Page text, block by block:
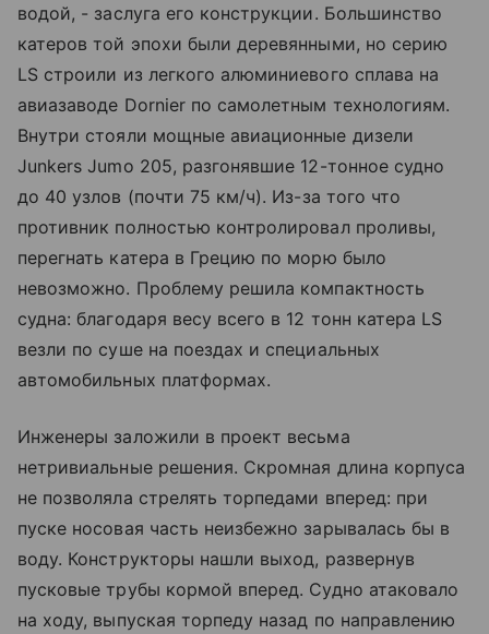
водой, - заслуга его конструкции. Большинство
катеров той эпохи были деревянными, но серию
LS строили из легкого алюминиевого сплава на
авиазаводе Dornier по самолетным технологиям.
Внутри стояли мощные авиационные дизели
Junkers Jumo 205, разгонявшие 12-тонное судно
до 40 узлов (почти 75 км/ч). Из-за того что
противник полностью контролировал проливы,
перегнать катера в Грецию по морю было
невозможно. Проблему решила компактность
судна: благодаря весу всего в 12 тонн катера LS
везли по суше на поездах и специальных
автомобильных платформах.
Инженеры заложили в проект весьма
нетривиальные решения. Скромная длина корпуса
не позволяла стрелять торпедами вперед: при
пуске носовая часть неизбежно зарывалась бы в
воду. Конструкторы нашли выход, развернув
пусковые трубы кормой вперед. Судно атаковало
на ходу, выпуская торпеду назад по направлению